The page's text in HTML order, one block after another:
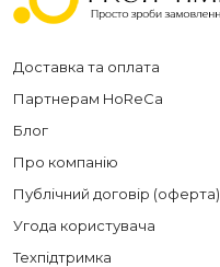
Доставка та оплата
Партнерам HoReCa
Блог
Про компанію
Публічний договір (оферта)
Угода користувача
Техпідтримка